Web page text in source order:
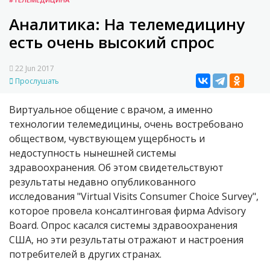
Аналитика: На телемедицину
есть очень высокий спрос
22 Jun 2017
Прослушать
Виртуальное общение с врачом, а именно
технологии телемедицины, очень востребовано
обществом, чувствующем ущербность и
недоступность нынешней системы
здравоохранения. Об этом свидетельствуют
результаты недавно опубликованного
исследования "Virtual Visits Consumer Choice Survey",
которое провела консалтинговая фирма Advisory
Board. Опрос касался системы здравоохранения
США, но эти результаты отражают и настроения
потребителей в других странах.